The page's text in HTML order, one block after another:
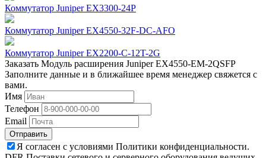
Коммутатор Juniper EX3300-24P
Коммутатор Juniper EX4550-32F-DC-AFO
Коммутатор Juniper EX2200-C-12T-2G
Заказать Модуль расширения Juniper EX4550-EM-2QSFP
Заполните данные и в ближайшее время менеджер свяжется с
вами.
Имя
Телефон
Email
Отправить
Я согласен с условиями Политики конфиденциальности.